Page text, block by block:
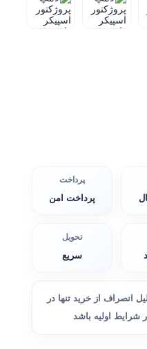
پرداخت
پرداخت امن
تحویل
سریع
انصراف از خرید تنها در
شرایط اولیه باشد